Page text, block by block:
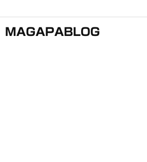
MAGAPABLOG